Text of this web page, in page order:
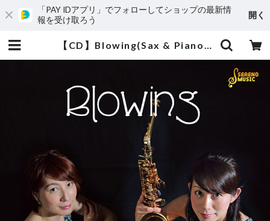
「PAY IDアプリ」でフォローしてショップの最新情
報を受け取ろう
開く
【CD】Blowing(Sax & Piano) | Sereno Music セレーノミュージック